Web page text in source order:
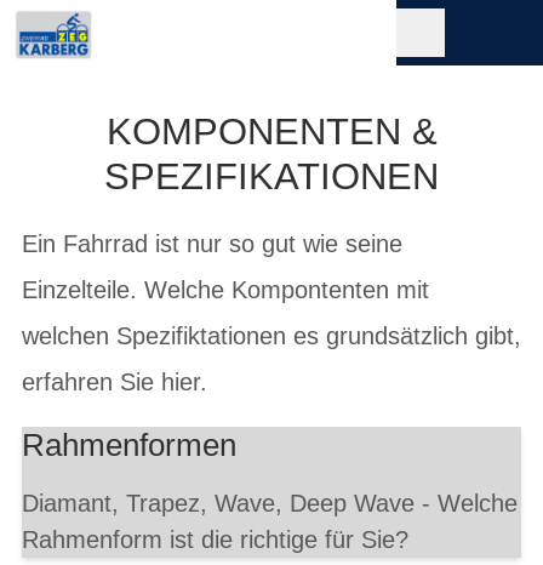
KOMPONENTEN &
SPEZIFIKATIONEN
Ein Fahrrad ist nur so gut wie seine
Einzelteile. Welche Kompontenten mit
welchen Spezifiktationen es grundsätzlich gibt,
erfahren Sie hier.
Rahmenformen
Diamant, Trapez, Wave, Deep Wave - Welche
Rahmenform ist die richtige für Sie?